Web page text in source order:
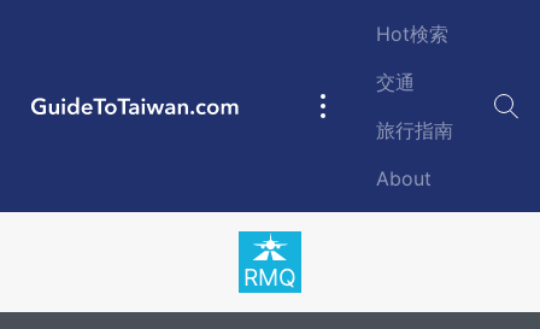
GuideToTaiwan.com
Main
Hot検索
交通
旅行指南
About
RMQ